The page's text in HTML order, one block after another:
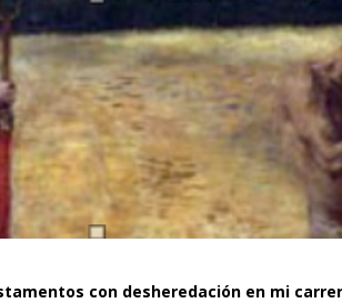
con desheredación en mi